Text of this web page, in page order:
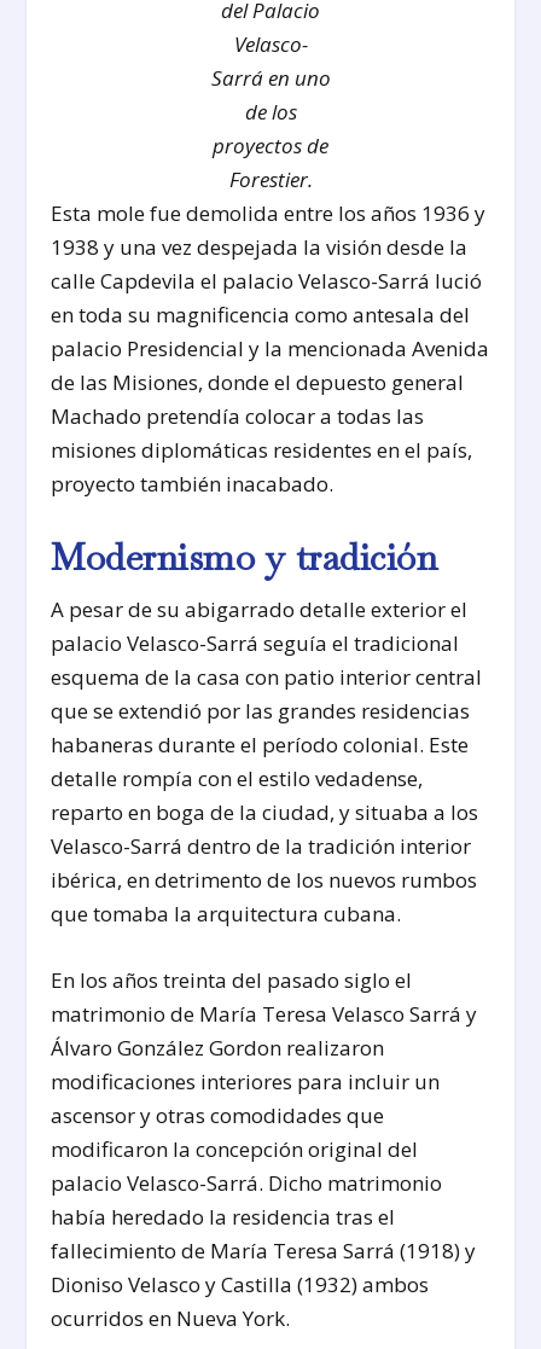
del Palacio
Velasco-
Sarrá en uno
de los
proyectos de
Forestier.
Esta mole fue demolida entre los años 1936 y
1938 y una vez despejada la visión desde la
calle Capdevila el palacio Velasco-Sarrá lució
en toda su magnificencia como antesala del
palacio Presidencial y la mencionada Avenida
de las Misiones, donde el depuesto general
Machado pretendía colocar a todas las
misiones diplomáticas residentes en el país,
proyecto también inacabado.
Modernismo y tradición
A pesar de su abigarrado detalle exterior el
palacio Velasco-Sarrá seguía el tradicional
esquema de la casa con patio interior central
que se extendió por las grandes residencias
habaneras durante el período colonial. Este
detalle rompía con el estilo vedadense,
reparto en boga de la ciudad, y situaba a los
Velasco-Sarrá dentro de la tradición interior
ibérica, en detrimento de los nuevos rumbos
que tomaba la arquitectura cubana.
En los años treinta del pasado siglo el
matrimonio de María Teresa Velasco Sarrá y
Álvaro González Gordon realizaron
modificaciones interiores para incluir un
ascensor y otras comodidades que
modificaron la concepción original del
palacio Velasco-Sarrá. Dicho matrimonio
había heredado la residencia tras el
fallecimiento de María Teresa Sarrá (1918) y
Dioniso Velasco y Castilla (1932) ambos
ocurridos en Nueva York.